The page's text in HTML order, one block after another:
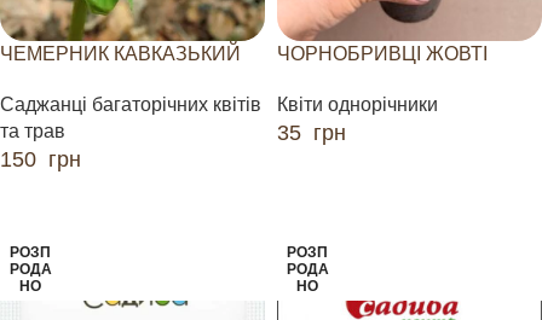
ЧЕМЕРНИК КАВКАЗЬКИЙ
Саджанці багаторічних квітів
та трав
150 грн
ЧОРНОБРИВЦІ ЖОВТІ
Квіти однорічники
35 грн
РОЗП
РОДА
НО
РОЗП
РОДА
НО